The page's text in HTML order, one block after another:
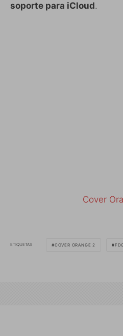
soporte para iCloud.
Cover
ETIQUETAS COVER ORANGE 2